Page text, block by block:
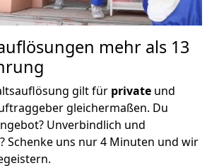
mehr als 13
gilt für private und
gleichermaßen. Du
Unverbindlich und
Schenke uns nur 4 Minuten und wir